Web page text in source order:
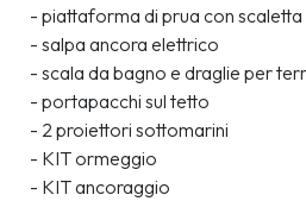
- piattaforma di prua con
- salpa ancora elettrico
- scala da bagno e draglie per
- portapacchi sul tetto
- 2 proiettori sottomarini
- KIT ormeggio
- KIT ancoraggio